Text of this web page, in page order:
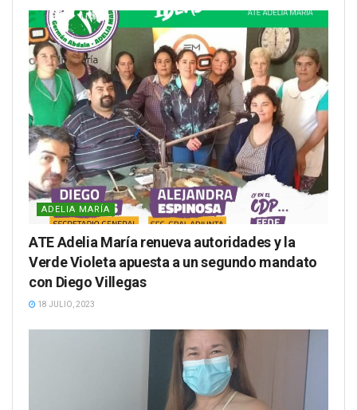
ADELIA MARÍA
ATE Adelia María renueva autoridades y la
Verde Violeta apuesta a un segundo mandato
con Diego Villegas
18 JULIO, 2023